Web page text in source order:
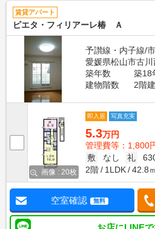
賃貸アパート
ピエタ・フィリアーレ椿 Ａ
予讃線・内子線/
愛媛県松山市古川
築年数
築18
建物階数
2階建
画像 : 20枚
即入居 写真充実
5.3万円
管理費等：1,800
敷
なし 礼
2階
1LDK 42.8
空室確認 無料